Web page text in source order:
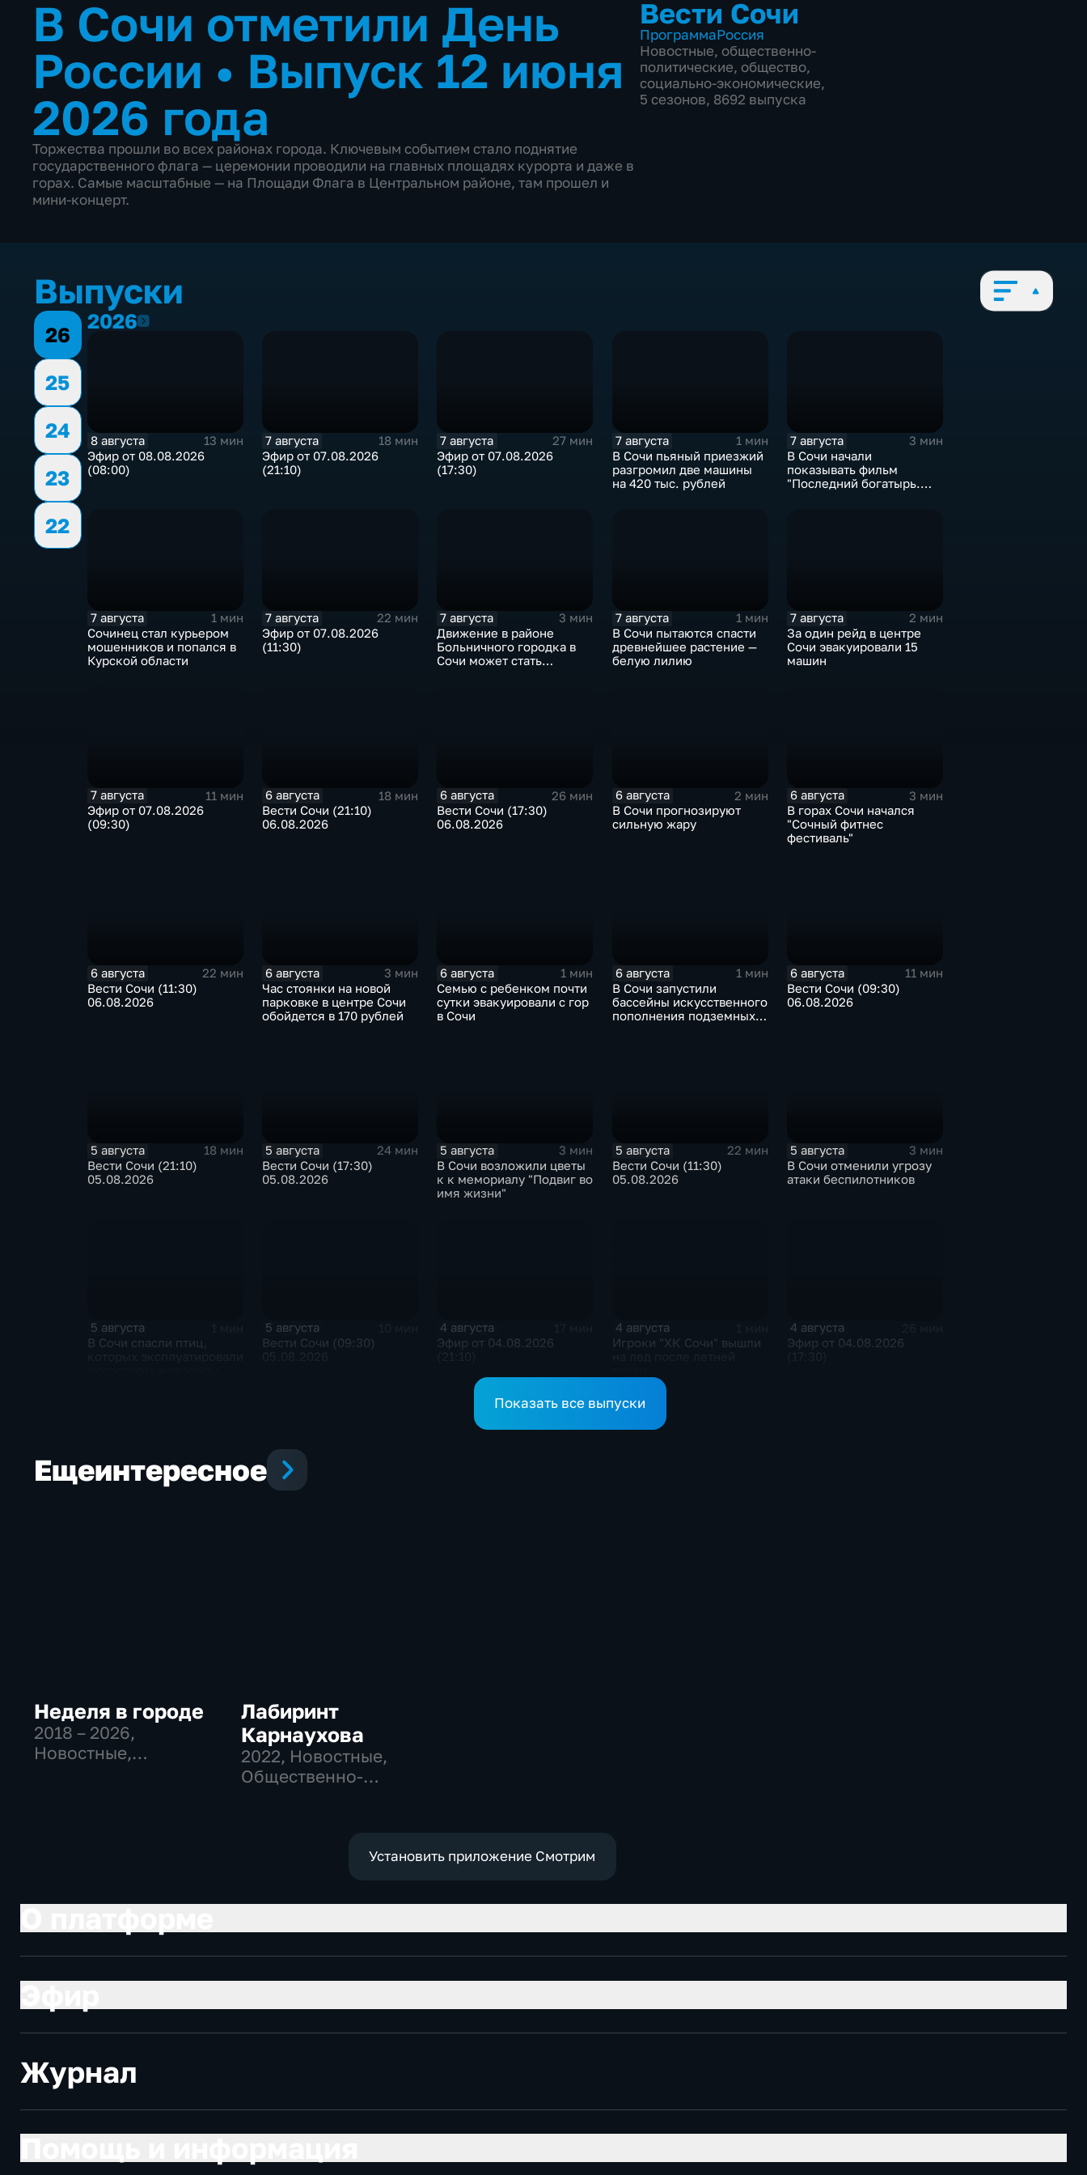
В Сочи отметили День
России • Выпуск 12 июня
2026 года
Торжества прошли во всех районах города. Ключевым событием стало поднятие
государственного флага — церемонии проводили на главных площадях курорта и даже в
горах. Самые масштабные — на Площади Флага в Центральном районе, там прошел и
мини-концерт.
Вести Сочи
ПрограммаРоссия
Новостные, общественно-
политические, общество,
социально-экономические,
5 сезонов, 8692 выпуска
Выпуски
26
25
24
23
22
20262026
8 августа
13 мин
Эфир от 08.08.2026
(08:00)
7 августа
18 мин
Эфир от 07.08.2026
(21:10)
7 августа
27 мин
Эфир от 07.08.2026
(17:30)
7 августа
1 мин
В Сочи пьяный приезжий
разгромил две машины
на 420 тыс. рублей
7 августа
3 мин
В Сочи начали
показывать фильм
"Последний богатырь.
7 августа
1 мин
Сочинец стал курьером
мошенников и попался в
Курской области
7 августа
22 мин
Эфир от 07.08.2026
(11:30)
7 августа
3 мин
Движение в районе
Больничного городка в
Сочи может стать
7 августа
1 мин
В Сочи пытаются спасти
древнейшее растение —
белую лилию
7 августа
2 мин
За один рейд в центре
Сочи эвакуировали 15
машин
7 августа
11 мин
Эфир от 07.08.2026
(09:30)
6 августа
18 мин
Вести Сочи (21:10)
06.08.2026
6 августа
26 мин
Вести Сочи (17:30)
06.08.2026
6 августа
2 мин
В Сочи прогнозируют
сильную жару
6 августа
3 мин
В горах Сочи начался
"Сочный фитнес
фестиваль"
6 августа
22 мин
Вести Сочи (11:30)
06.08.2026
6 августа
3 мин
Час стоянки на новой
парковке в центре Сочи
обойдется в 170 рублей
6 августа
1 мин
Семью с ребенком почти
сутки эвакуировали с гор
в Сочи
6 августа
1 мин
В Сочи запустили
бассейны искусственного
пополнения подземных
6 августа
11 мин
Вести Сочи (09:30)
06.08.2026
5 августа
18 мин
Вести Сочи (21:10)
05.08.2026
5 августа
24 мин
Вести Сочи (17:30)
05.08.2026
5 августа
3 мин
В Сочи возложили цветы
к к мемориалу "Подвиг во
имя жизни"
5 августа
22 мин
Вести Сочи (11:30)
05.08.2026
5 августа
3 мин
В Сочи отменили угрозу
атаки беспилотников
5 августа
В Сочи спасли птиц,
5 августа
Вести Сочи (09:30)
4 августа
Эфир от 04.08.2026
4 августа
Игроки "ХК Сочи" вышли
4 августа
Эфир от 04.08.2026
Показать все выпуски
Ещеинтересное
Неделя в городе
2018 – 2026,
Новостные,
Лабиринт
Карнаухова
2022, Новостные,
Общественно-
Установить приложение Смотрим
Журнал